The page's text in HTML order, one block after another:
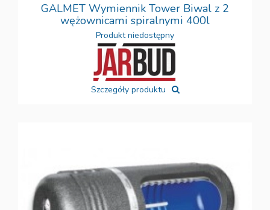
GALMET Wymiennik Tower Biwal z 2
wężownicami spiralnymi 400l
Produkt niedostępny
Szczegóły produktu